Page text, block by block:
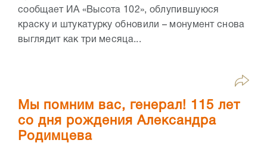
сообщает ИА «Высота 102», облупившуюся
краску и штукатурку обновили – монумент снова
выглядит как три месяца...
Мы помним вас, генерал! 115 лет
со дня рождения Александра
Родимцева